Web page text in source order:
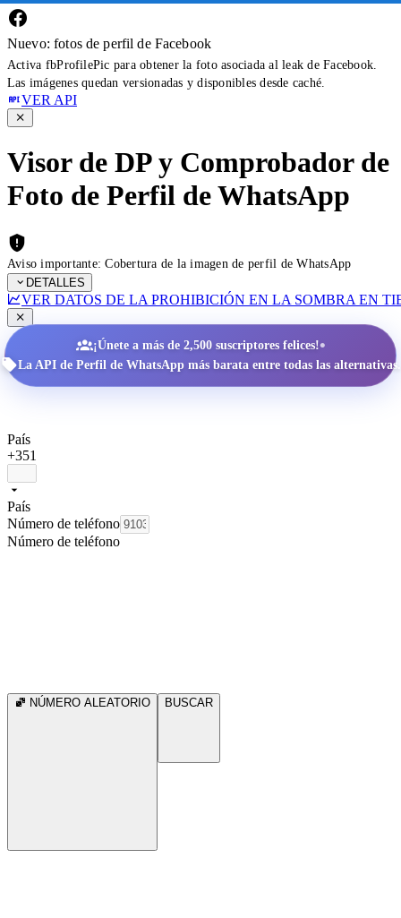
Nuevo: fotos de perfil de Facebook
Activa fbProfilePic para obtener la foto asociada al leak de Facebook.
Las imágenes quedan versionadas y disponibles desde caché.
VER API
Visor de DP y Comprobador de
Foto de Perfil de WhatsApp
Aviso importante: Cobertura de la imagen de perfil de WhatsApp
DETALLES
VER DATOS DE LA PROHIBICIÓN EN LA SOMBRA EN
¡Únete a más de 2,500 suscriptores felices!•
La API de Perfil de WhatsApp más barata entre todas las alternativas.
País
+351
País
Número de teléfono
Número de teléfono
NÚMERO ALEATORIO BUSCAR